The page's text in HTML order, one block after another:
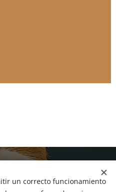
un correcto funcionamiento